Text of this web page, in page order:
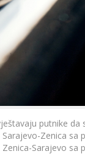
putnike
Zenica sa
Sarajevo sa